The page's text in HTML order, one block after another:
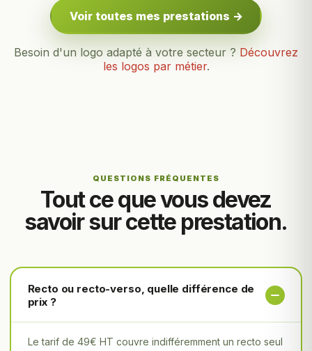
Voir toutes mes prestations →
Besoin d'un logo adapté à votre secteur ? Découvrez
les logos par métier.
QUESTIONS FRÉQUENTES
Tout ce que vous devez
savoir sur cette prestation.
Recto ou recto-verso, quelle différence de
prix ?
Le tarif de 49€ HT couvre indifféremment un recto seul